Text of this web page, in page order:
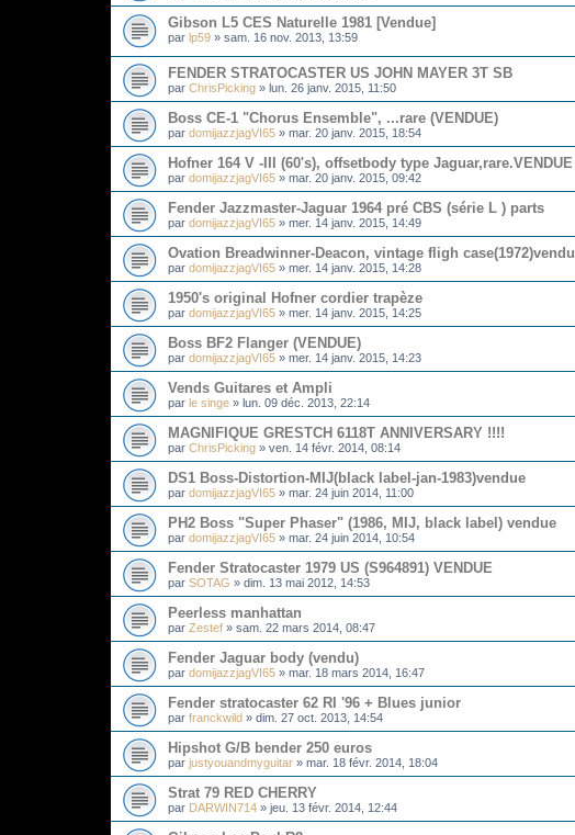
Gibson L5 CES Naturelle 1981 [Vendue]
par lp59 » sam. 16 nov. 2013, 13:59
FENDER STRATOCASTER US JOHN MAYER 3T SB
par ChrisPicking » lun. 26 janv. 2015, 11:50
Boss CE-1 "Chorus Ensemble", ...rare (VENDUE)
par domijazzjagVI65 » mar. 20 janv. 2015, 18:54
Hofner 164 V -III (60's), offsetbody type Jaguar,rare.VENDUE
par domijazzjagVI65 » mar. 20 janv. 2015, 09:42
Fender Jazzmaster-Jaguar 1964 pré CBS (série L ) parts
par domijazzjagVI65 » mer. 14 janv. 2015, 14:49
Ovation Breadwinner-Deacon, vintage fligh case(1972)vendu
par domijazzjagVI65 » mer. 14 janv. 2015, 14:28
1950's original Hofner cordier trapèze
par domijazzjagVI65 » mer. 14 janv. 2015, 14:25
Boss BF2 Flanger (VENDUE)
par domijazzjagVI65 » mer. 14 janv. 2015, 14:23
Vends Guitares et Ampli
par le singe » lun. 09 déc. 2013, 22:14
MAGNIFIQUE GRESTCH 6118T ANNIVERSARY !!!!
par ChrisPicking » ven. 14 févr. 2014, 08:14
DS1 Boss-Distortion-MIJ(black label-jan-1983)vendue
par domijazzjagVI65 » mar. 24 juin 2014, 11:00
PH2 Boss "Super Phaser" (1986, MIJ, black label) vendue
par domijazzjagVI65 » mar. 24 juin 2014, 10:54
Fender Stratocaster 1979 US (S964891) VENDUE
par SOTAG » dim. 13 mai 2012, 14:53
Peerless manhattan
par Zestef » sam. 22 mars 2014, 08:47
Fender Jaguar body (vendu)
par domijazzjagVI65 » mar. 18 mars 2014, 16:47
Fender stratocaster 62 RI '96 + Blues junior
par franckwild » dim. 27 oct. 2013, 14:54
Hipshot G/B bender 250 euros
par justyouandmyguitar » mar. 18 févr. 2014, 18:04
Strat 79 RED CHERRY
par DARWIN714 » jeu. 13 févr. 2014, 12:44